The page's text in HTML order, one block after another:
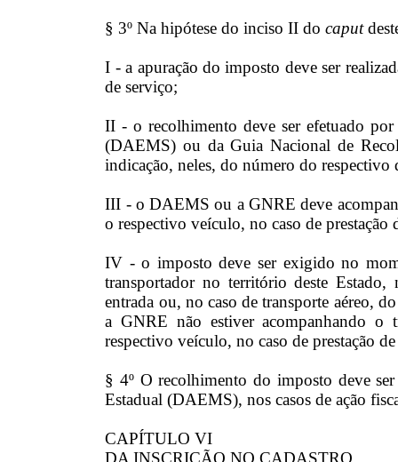
§ 3º Na hipótese do inciso II docaput
I - a apuração do imposto deve ser
de serviço;
II - o recolhimento deve ser efetuado
(DAEMS) ou da Guia Nacional de
indicação, neles, do número do respectivo
III - o DAEMS ou a GNRE deve
o respectivo veículo, no caso de prestação
IV - o imposto deve ser exigido no
transportador no território deste
entrada ou, no caso de transporte aéreo,
a GNRE não estiver acompanhando
respectivo veículo, no caso de prestação
§ 4º O recolhimento do imposto deve
Estadual (DAEMS), nos casos de ação
CAPÍTULO VI